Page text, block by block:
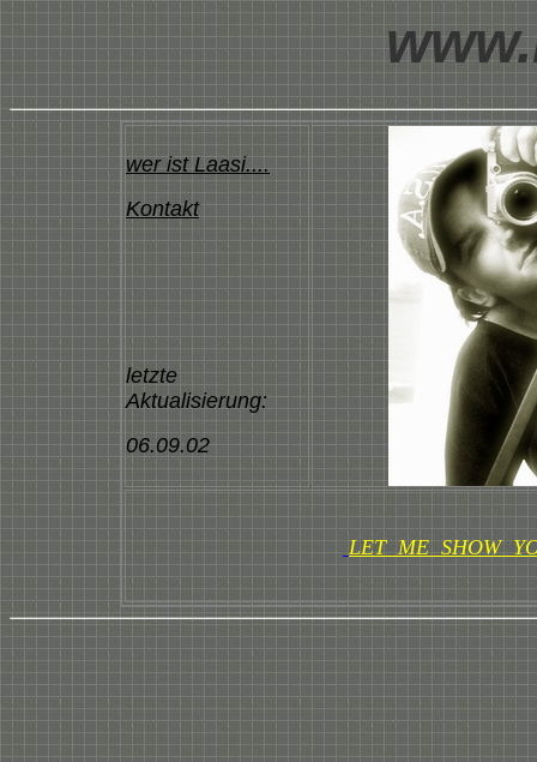
wer ist Laasi....
Kontakt
letzte
Aktualisierung:
06.09.02
LET ME SHOW